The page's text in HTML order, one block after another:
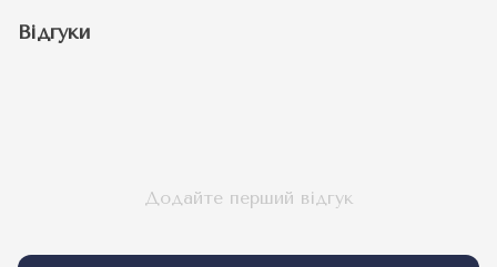
Відгуки
Додайте перший відгук